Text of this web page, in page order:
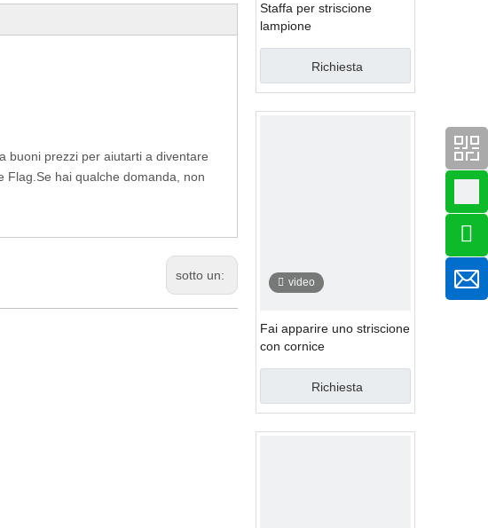
buoni prezzi per aiutarti a diventare
Flag.Se hai qualche domanda, non
sotto un:
Staffa per striscione
lampione
Richiesta
video
Fai apparire uno striscione
con cornice
Richiesta